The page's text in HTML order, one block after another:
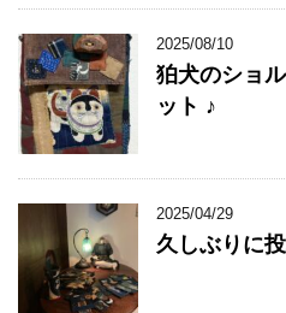
2025/08/10
狛犬のショ
ット ♪
2025/04/29
久しぶりに